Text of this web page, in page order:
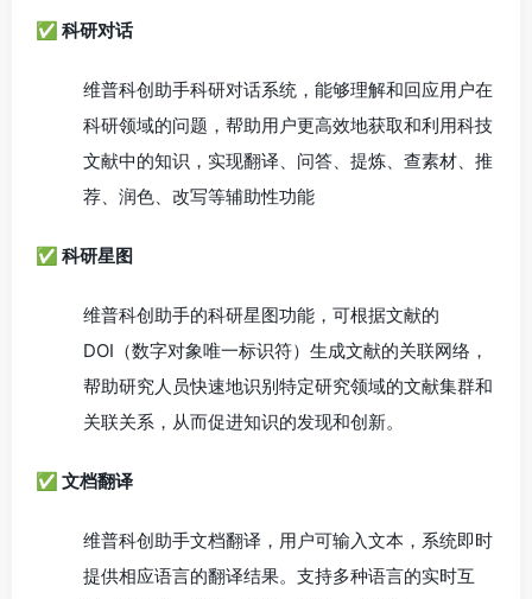
✅ 科研对话
维普科创助手科研对话系统，能够理解和回应用户在
科研领域的问题，帮助用户更高效地获取和利用科技
文献中的知识，实现翻译、问答、提炼、查素材、推
荐、润色、改写等辅助性功能
✅ 科研星图
维普科创助手的科研星图功能，可根据文献的
DOI（数字对象唯一标识符）生成文献的关联网络，
帮助研究人员快速地识别特定研究领域的文献集群和
关联关系，从而促进知识的发现和创新。
✅ 文档翻译
维普科创助手文档翻译，用户可输入文本，系统即时
提供相应语言的翻译结果。支持多种语言的实时互